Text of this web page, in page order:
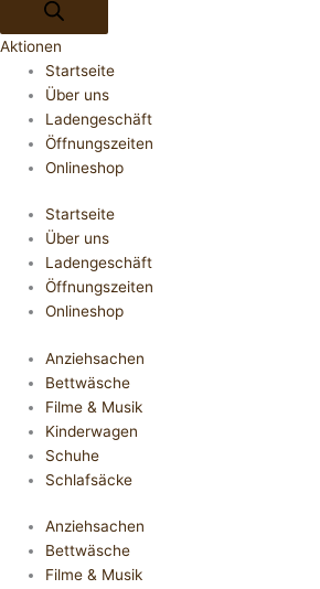
Aktionen
Startseite
Über uns
Ladengeschäft
Öffnungszeiten
Onlineshop
Startseite
Über uns
Ladengeschäft
Öffnungszeiten
Onlineshop
Anziehsachen
Bettwäsche
Filme & Musik
Kinderwagen
Schuhe
Schlafsäcke
Anziehsachen
Bettwäsche
Filme & Musik